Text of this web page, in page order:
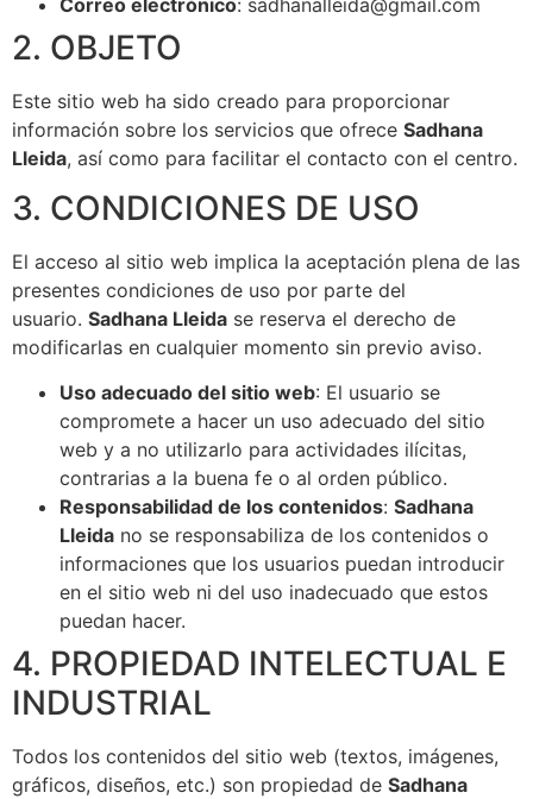
2. OBJETO
Este sitio web ha sido creado para proporcionar
información sobre los servicios que ofrece Sadhana
Lleida, así como para facilitar el contacto con el centro.
3. CONDICIONES DE USO
El acceso al sitio web implica la aceptación plena de las
presentes condiciones de uso por parte del
usuario. Sadhana Lleida se reserva el derecho de
modificarlas en cualquier momento sin previo aviso.
Uso adecuado del sitio web: El usuario se
compromete a hacer un uso adecuado del sitio
web y a no utilizarlo para actividades ilícitas,
contrarias a la buena fe o al orden público.
Responsabilidad de los contenidos: Sadhana
Lleida no se responsabiliza de los contenidos o
informaciones que los usuarios puedan introducir
en el sitio web ni del uso inadecuado que estos
puedan hacer.
4. PROPIEDAD INTELECTUAL E
INDUSTRIAL
Todos los contenidos del sitio web (textos, imágenes,
gráficos, diseños, etc.) son propiedad de Sadhana